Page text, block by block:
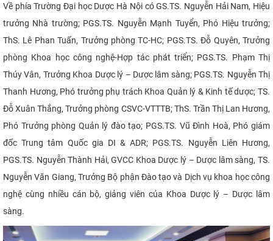
Về phía Trường Đại học Dược Hà Nội có GS.TS. Nguyễn Hải Nam, Hiệu
trưởng Nhà trường; PGS.TS. Nguyễn Mạnh Tuyển, Phó Hiệu trưởng;
ThS. Lê Phan Tuấn, Trưởng phòng TC-HC; PGS.TS. Đỗ Quyên, Trưởng
phòng Khoa học công nghệ-Hợp tác phát triển; PGS.TS. Phạm Thị
Thúy Vân, Trưởng Khoa Dược lý – Dược lâm sàng; PGS.TS. Nguyễn Thị
Thanh Hương, Phó trưởng phụ trách Khoa Quản lý & Kinh tế dược; TS.
Đỗ Xuân Thắng, Trưởng phòng CSVC-VTTTB; ThS. Trần Thị Lan Hương,
Phó Trưởng phòng Quản lý đào tạo; PGS.TS. Vũ Đình Hoà, Phó giám
đốc Trung tâm Quốc gia DI & ADR; PGS.TS. Nguyễn Liên Hương,
PGS.TS. Nguyễn Thành Hải, GVCC Khoa Dược lý – Dược lâm sàng, TS.
Nguyễn Văn Giang, Trưởng Bộ phận Đào tạo và Dịch vụ khoa học công
nghệ cùng nhiều cán bộ, giảng viên của Khoa Dược lý – Dược lâm
sàng.